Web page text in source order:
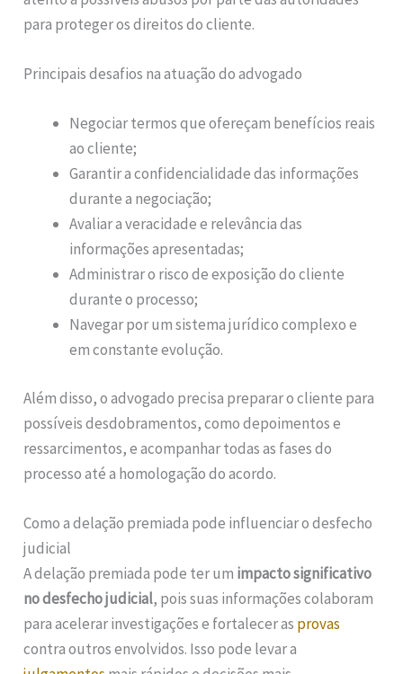
para proteger os direitos do cliente.
Principais desafios na atuação do advogado
Negociar termos que ofereçam benefícios reais
ao cliente;
Garantir a confidencialidade das informações
durante a negociação;
Avaliar a veracidade e relevância das
informações apresentadas;
Administrar o risco de exposição do cliente
durante o processo;
Navegar por um sistema jurídico complexo e
em constante evolução.
Além disso, o advogado precisa preparar o cliente para
possíveis desdobramentos, como depoimentos e
ressarcimentos, e acompanhar todas as fases do
processo até a homologação do acordo.
Como a delação premiada pode influenciar o desfecho
judicial
A delação premiada pode ter um impacto significativo
no desfecho judicial, pois suas informações colaboram
para acelerar investigações e fortalecer as provas
contra outros envolvidos. Isso pode levar a